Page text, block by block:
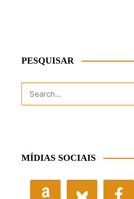
PESQUISAR
MÍDIAS SOCIAIS